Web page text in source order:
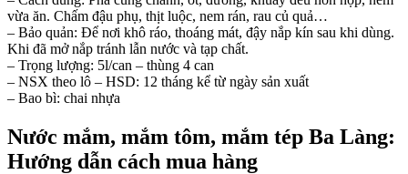
vừa ăn. Chấm đậu phụ, thịt luộc, nem rán, rau củ quả…
– Bảo quản: Để nơi khô ráo, thoáng mát, đậy nắp kín sau khi dùng.
Khi đã mở nắp tránh lẫn nước và tạp chất.
– Trọng lượng: 5l/can – thùng 4 can
– NSX theo lô – HSD: 12 tháng kể từ ngày sản xuất
– Bao bì: chai nhựa
Nước mắm, mắm tôm, mắm tép Ba Làng:
Hướng dẫn cách mua hàng